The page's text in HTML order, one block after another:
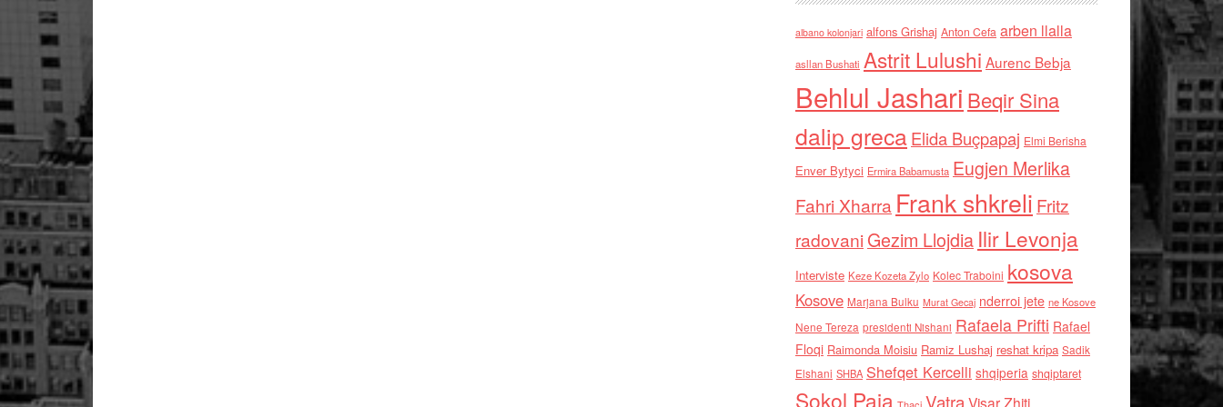
albano kolonjari alfons Grishaj Anton Cefa arben llalla
asllan Bushati Astrit Lulushi Aurenc Bebja
Behlul Jashari Beqir Sina
dalip grecaElida Buçpapaj Elmi Berisha
Enver Bytyci Ermira Babamusta Eugjen Merlika
Fahri Xharra Frank shkreli Fritz
radovaniGezim Llojdia Ilir Levonja
Interviste Keze Kozeta Zylo Kolec Traboini kosova
Kosove Marjana Bulku Murat Gecaj nderroi jete ne Kosove
Nene Tereza presidenti Nishani Rafaela Prifti Rafael
Floqi Raimonda Moisiu Ramiz Lushaj reshat kripa Sadik
Elshani SHBA Shefqet Kercelli shqiperia shqiptaret
Sokol Paja Vatra Visar Zhiti